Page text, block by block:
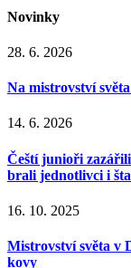
Novinky
28. 6. 2026
Na mistrovství
14. 6. 2026
Čeští junioři
brali jednotlivci i
16. 10. 2025
Mistrovství světa v
kovy